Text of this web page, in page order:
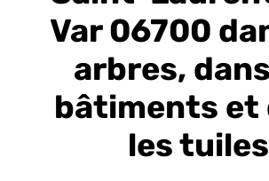
Var 06700
arbres,
bâtiments et
les tuiles